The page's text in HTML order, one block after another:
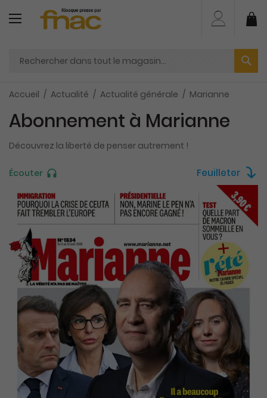
contenu
Accueil Actualité Actualité générale Marianne
Écouter Feuilleter
Abonnement à Marianne
Découvrez la liberté de penser autrement !